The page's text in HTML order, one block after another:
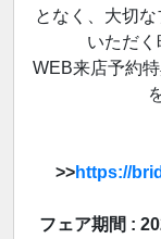
となく、大切
いただく
WEB来店予約
>>https://
フェア期間 :